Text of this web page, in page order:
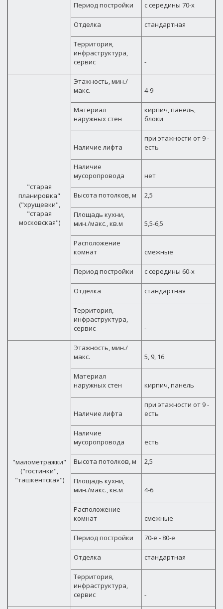
Период постройки с середины 70-х
Отделка стандартная
Территория,
инфраструктура,
сервис
-
"старая
планировка"
("хрущевки",
"старая
московская")
Этажность, мин./
макс.
4-9
Материал
наружных стен
кирпич, панель,
блоки
Наличие лифта
при этажности от 9 -
есть
Наличие
мусоропровода
нет
Высота потолков, м 2,5
Площадь кухни,
мин./макс., кв.м
5,5-6,5
Расположение
комнат
смежные
Период постройки с середины 60-х
Отделка стандартная
Территория,
инфраструктура,
сервис
-
"малометражки"
("гостинки",
"ташкентская")
Этажность, мин./
макс.
5, 9, 16
Материал
наружных стен
кирпич, панель
Наличие лифта
при этажности от 9 -
есть
Наличие
мусоропровода
есть
Высота потолков, м 2,5
Площадь кухни,
мин./макс., кв.м
4-6
Расположение
комнат
смежные
Период постройки 70-е - 80-е
Отделка стандартная
Территория,
инфраструктура,
сервис
-